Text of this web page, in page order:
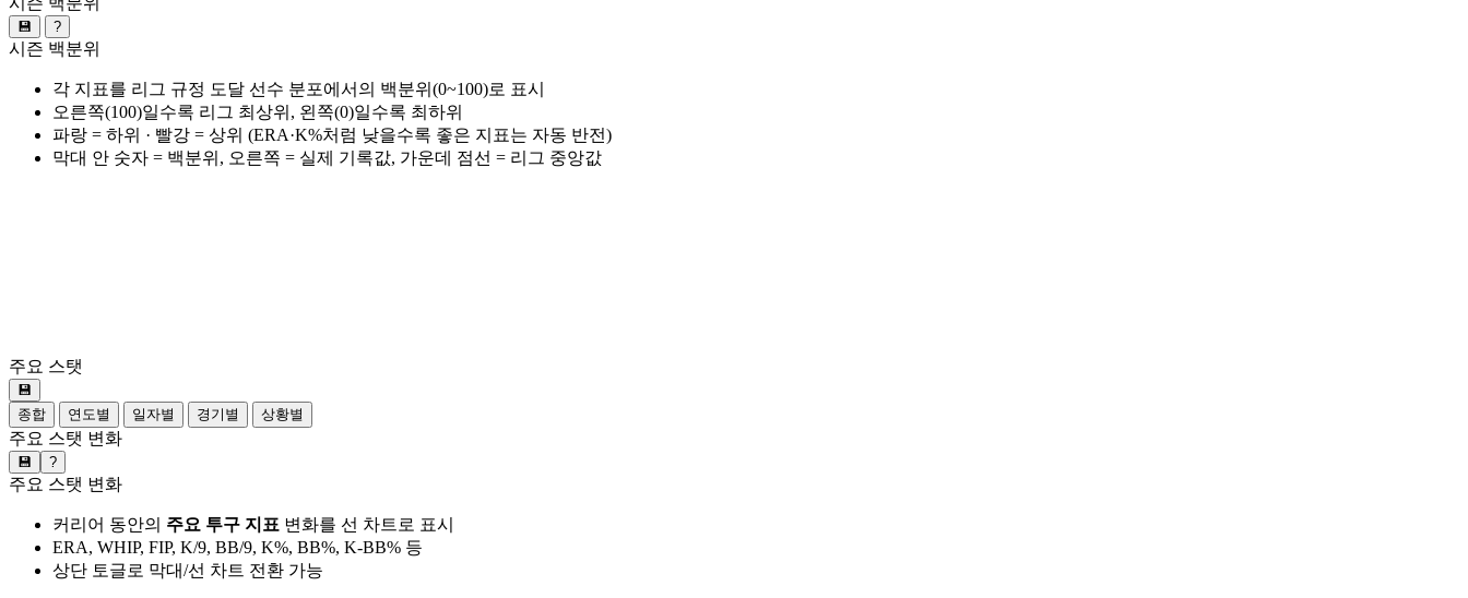
💾 ?
시즌 백분위
각 지표를 리그 규정 도달 선수 분포에서의 백분위(0~100)로 표시
오른쪽(100)일수록 리그 최상위, 왼쪽(0)일수록 최하위
파랑 = 하위 · 빨강 = 상위 (ERA·K%처럼 낮을수록 좋은 지표는 자동 반전)
막대 안 숫자 = 백분위, 오른쪽 = 실제 기록값, 가운데 점선 = 리그 중앙값
주요 스탯
💾
종합
연도별 일자별 경기별 상황별
주요 스탯 변화
💾 ?
주요 스탯 변화
커리어 동안의 주요 투구 지표 변화를 선 차트로 표시
ERA, WHIP, FIP, K/9, BB/9, K%, BB%, K-BB% 등
상단 토글로 막대/선 차트 전환 가능